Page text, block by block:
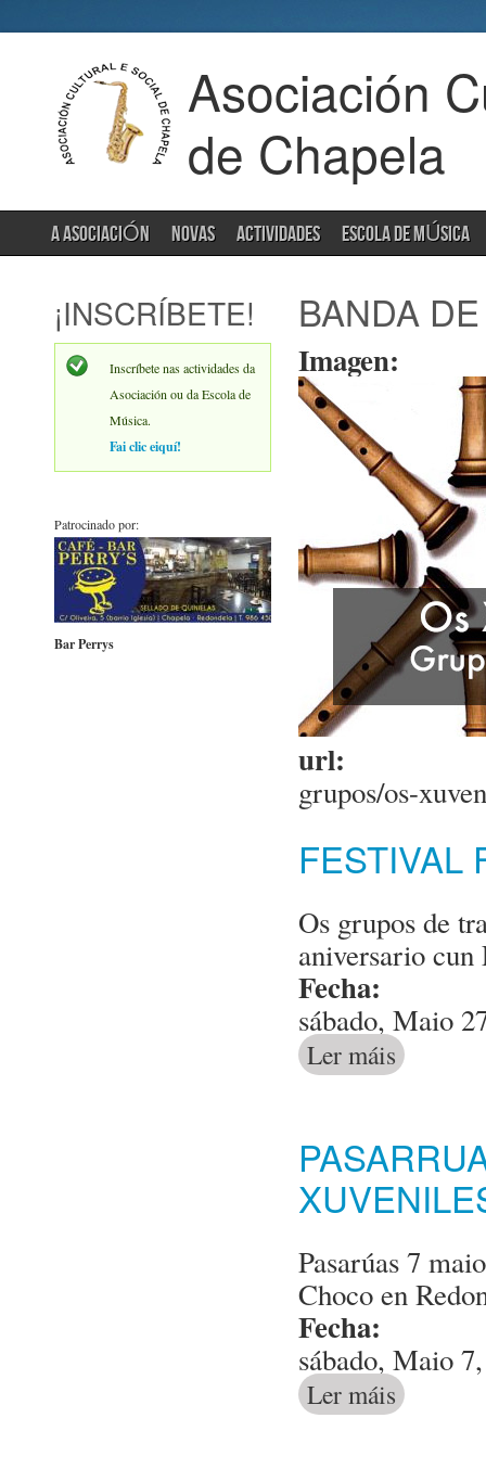
Asociación
de Chapela
A ASOCIACIÓN NOVAS ACTIVIDADES ESCOLA DE MÚSICA
¡INSCRÍBETE!
Inscríbete nas actividades da
Asociación ou da Escola de
Música.
Fai clic eiquí!
Patrocinado por:
Bar Perrys
BANDA
Imagen:
url:
grupos/os-
FESTIVAL
Os grupos de
aniversario
Fecha:
sábado, Maio
Ler máis acerca de
Pasarúas 7
Choco en
Fecha:
sábado, Maio
Ler máis acerca de